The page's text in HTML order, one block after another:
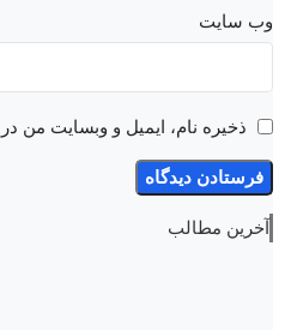
وب‌ سایت
ذخیره نام، ایمیل و وبسایت من
آخرین مطالب